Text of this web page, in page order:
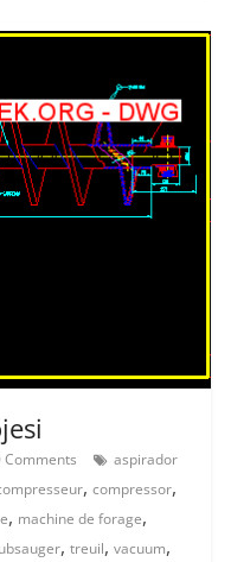
Comments
aspirador
,compressor,
, machine de forage,
,treuil,vacuum,